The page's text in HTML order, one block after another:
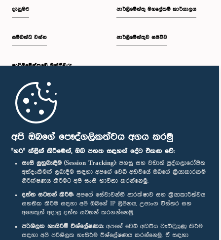
අපි ඔබගේ පෞද්ගලිකත්වය අගය කරමු
"හරි" ක්ලික් කිරීමෙන්, ඔබ පහත සඳහන් දේට එකඟ වේ:
සැසි ලුහුබැඳීම (Session Tracking): පහසු සහ වඩාත් පුද්ගලාරෝපිත
අත්දැකීමක් ලබාදීම සඳහා අපගේ වෙබ් අඩවියේ ඔබගේ ක්‍රියාකාරකම්
නිරීක්ෂණය කිරීමට අපි සැසි භාවිතා කරන්නෙමු.
දත්ත සටහන් කිරීම: අපගේ සේවාවන්හි ආරක්ෂාව සහ ක්‍රියාකාරීත්වය
සහතික කිරීම සඳහා අපි ඔබගේ IP ලිපිනය, උපාංග විස්තර සහ
අනෙකුත් අදාළ දත්ත සටහන් කරගන්නෙමු.
පරිශීලක හැසිරීම් විශ්ලේෂණය: අපගේ වෙබ් අඩවිය වැඩිදියුණු කිරීම
සඳහා අපි පරිශීලක හැසිරීම විශ්ලේෂණය කරන්නෙමු. ඒ සඳහා
දැනුමට
සම්බන්ධ වන්න
පාර්ලි‌මේන්තුවේ මන්ත්‍රීවරු
මුල් පිටුව
පාර්ලිමේන්තු මහලේකම් කාර්යාලය
පාර්ලිමේන්තුව සජීවීව
පාර්ලිමේන්තු ජංගම යෙදුම
අප හා සම්බන්ධ වී සිටින්න :
සම්මාන